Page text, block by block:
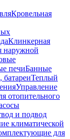
Кровельная
Клинкерная
наружной
печиБанные
батареиТеплый
Управление
отопительного
и подвод
климатической
для